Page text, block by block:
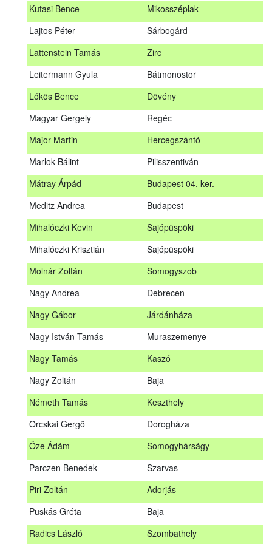
Kutasi Bence
Mikosszéplak
Lajtos Péter
Sárbogárd
Lattenstein Tamás
Zirc
Leitermann Gyula
Bátmonostor
Lőkös Bence
Dövény
Magyar Gergely
Regéc
Major Martin
Hercegszántó
Marlok Bálint
Pilisszentiván
Mátray Árpád
Budapest 04. ker.
Meditz Andrea
Budapest
Mihalóczki Kevin
Sajópüspöki
Mihalóczki Krisztián
Sajópüspöki
Molnár Zoltán
Somogyszob
Nagy Andrea
Debrecen
Nagy Gábor
Járdánháza
Nagy István Tamás
Muraszemenye
Nagy Tamás
Kaszó
Nagy Zoltán
Baja
Németh Tamás
Keszthely
Orcskai Gergő
Dorogháza
Őze Ádám
Somogyhárságy
Parczen Benedek
Szarvas
Piri Zoltán
Adorjás
Puskás Gréta
Baja
Radics László
Szombathely
A továbbképzés vizsgával zárul!
Jelentkezés, lemondás
Jelentkezni a továbbképzésre kizárólag a Nébih honlapján
elhelyezett űrlapon lehet. A jelentkezés elfogadásáról
Kovács Dániel
Sárbogárd
Lattenstein Tamás
Zirc
Leitermann Gyula
Bátmonostor
Magyar Gergely
Regéc
Hercegszántó
Pilisszentiván
Budapest 04. ker.
Budapest
Mihalóczki Kevin
Mihalóczki Krisztián
Molnár Zoltán
Somogyszob
Nagy Andrea
Nagy Gábor
Járdánháza
Muraszemenye
Nagy Tamás
Kaszó
Keszthely
Dorogháza